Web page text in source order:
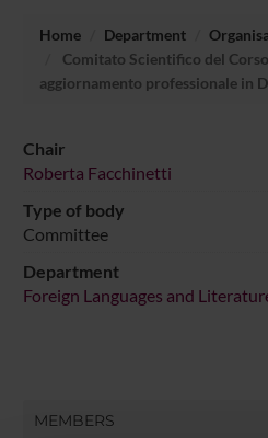
Home Department
Comitato Scientifico del
aggiornamento professionale in
Chair
Roberta Facchinetti
Type of body
Committee
Department
Foreign Languages and
MEMBERS